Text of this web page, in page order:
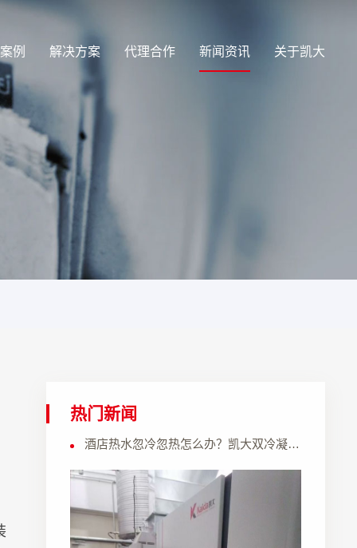
例 解决方案 代理合作 新闻资讯 关于凯大
热门新闻
酒店热水忽冷忽热怎么办？凯大双冷凝模块热水机恒温稳定低氮环保